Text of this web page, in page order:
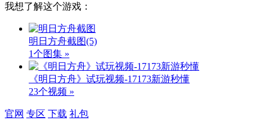
我想了解这个游戏：
明日方舟截图(5)
1个图集 »
《明日方舟》试玩视频-17173新游秒懂
23个视频 »
官网 专区 下载 礼包